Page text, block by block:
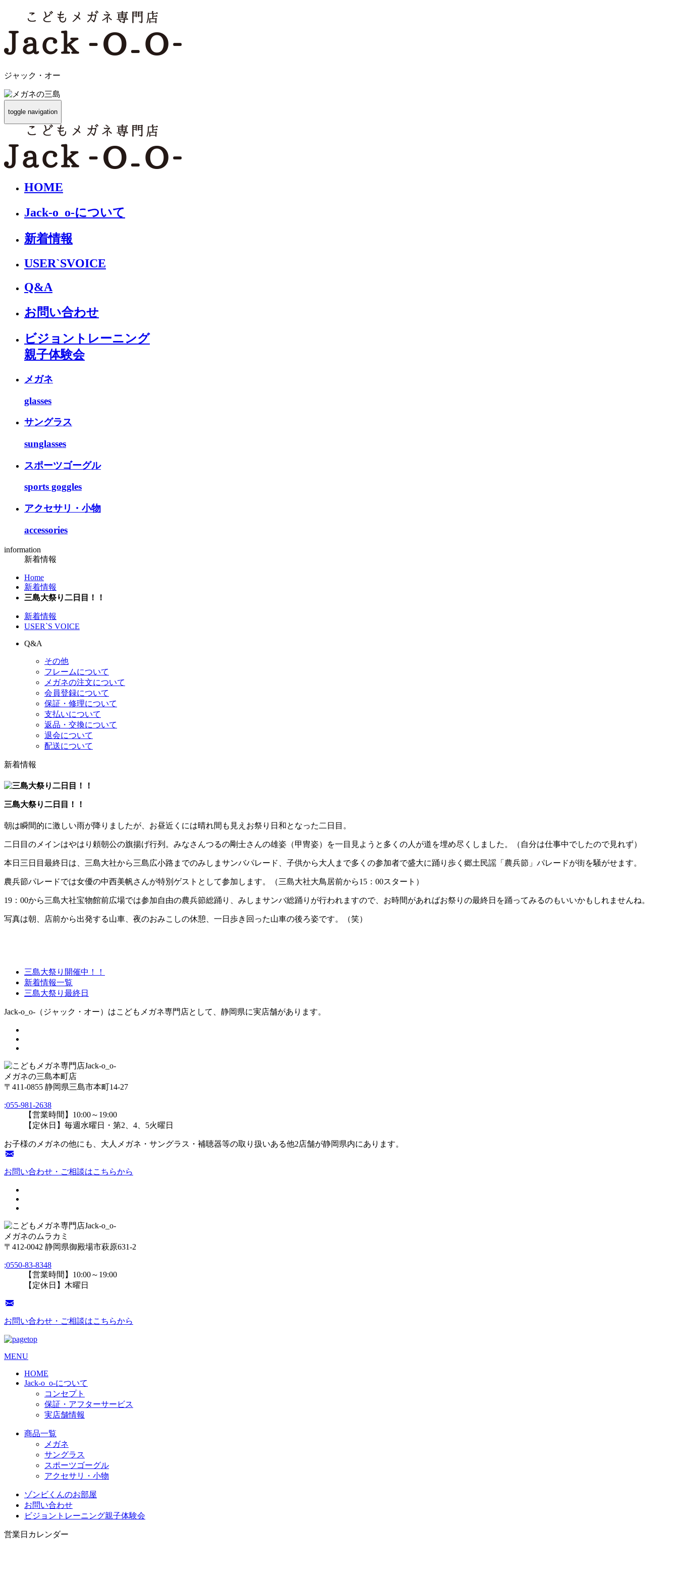
ジャック・オー
toggle navigation
HOME
Jack-o_o-について
新着情報
USER`SVOICE
Q&A
お問い合わせ
ビジョントレーニング
親子体験会
メガネ
glasses
サングラス
sunglasses
スポーツゴーグル
sports goggles
アクセサリ・小物
accessories
information
新着情報
Home
新着情報
三島大祭り二日目！！
新着情報
USER`S VOICE
Q&A
その他
フレームについて
メガネの注文について
会員登録について
保証・修理について
支払いについて
返品・交換について
退会について
配送について
新着情報
三島大祭り二日目！！
朝は瞬間的に激しい雨が降りましたが、お昼近くには晴れ間も見えお祭り日和となった二日目。
二日目のメインはやはり頼朝公の旗揚げ行列。みなさんつるの剛士さんの雄姿（甲冑姿）を一目見ようと多くの人が道を埋め尽くしました。（自分は仕事中でしたので見れず）
本日三日目最終日は、三島大社から三島広小路までのみしまサンバパレード、子供から大人まで多くの参加者で盛大に踊り歩く郷土民謡「農兵節」パレードが街を騒がせます。
農兵節パレードでは女優の中西美帆さんが特別ゲストとして参加します。（三島大社大鳥居前から15：00スタート）
19：00から三島大社宝物館前広場では参加自由の農兵節総踊り、みしまサンバ総踊りが行われますので、お時間があればお祭りの最終日を踊ってみるのもいいかもしれませんね。
写真は朝、店前から出発する山車、夜のおみこしの休憩、一日歩き回った山車の後ろ姿です。（笑）
三島大祭り開催中！！
新着情報一覧
三島大祭り最終日
Jack-o_o-（ジャック・オー）はこどもメガネ専門店として、静岡県に実店舗があります。
メガネの三島本町店
〒411-0855 静岡県三島市本町14-27
;055-981-2638
【営業時間】10:00～19:00
【定休日】毎週水曜日・第2、4、5火曜日
お子様のメガネの他にも、大人メガネ・サングラス・補聴器等の取り扱いある他2店舗が静岡県内にあります。
お問い合わせ・ご相談はこちらから
メガネのムラカミ
〒412-0042 静岡県御殿場市萩原631-2
;0550-83-8348
【営業時間】10:00～19:00
【定休日】木曜日
お問い合わせ・ご相談はこちらから
MENU
HOME
Jack-o_o-について
コンセプト
保証・アフターサービス
実店舗情報
商品一覧
メガネ
サングラス
スポーツゴーグル
アクセサリ・小物
ゾンビくんのお部屋
お問い合わせ
ビジョントレーニング親子体験会
営業日カレンダー